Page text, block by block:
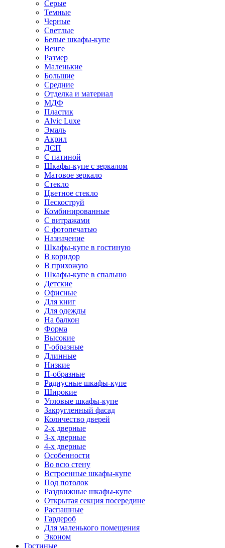
Серые
Темные
Черные
Светлые
Белые шкафы-купе
Венге
Размер
Маленькие
Большие
Средние
Отделка и материал
МДФ
Пластик
Alvic Luxe
Эмаль
Акрил
ДСП
С патиной
Шкафы-купе с зеркалом
Матовое зеркало
Стекло
Цветное стекло
Пескоструй
Комбинированные
С витражами
С фотопечатью
Назначение
Шкафы-купе в гостиную
В коридор
В прихожую
Шкафы-купе в спальню
Детские
Офисные
Для книг
Для одежды
На балкон
Форма
Высокие
Г-образные
Длинные
Низкие
П-образные
Радиусные шкафы-купе
Широкие
Угловые шкафы-купе
Закругленный фасад
Количество дверей
2-х дверные
3-х дверные
4-х дверные
Особенности
Во всю стену
Встроенные шкафы-купе
Под потолок
Раздвижные шкафы-купе
Открытая секция посередине
Распашные
Гардероб
Для маленького помещения
Эконом
Гостиные